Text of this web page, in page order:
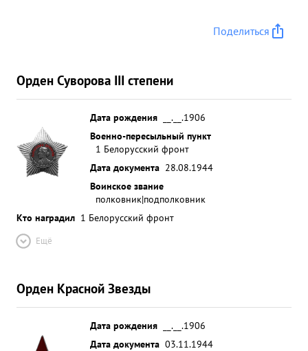
Поделиться
Орден Суворова III степени
Дата рождения
__.__.1906
Военно-пересыльный пункт
1 Белорусский фронт
Дата документа 28.08.1944
Воинское звание
полковник|подполковник
Кто наградил 1 Белорусский фронт
Ещё
Орден Красной Звезды
Дата рождения
__.__.1906
Дата документа 03.11.1944